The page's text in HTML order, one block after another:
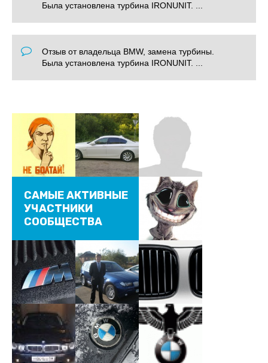
Была установлена турбина IRONUNIT. ...
Отзыв от владельца BMW, замена турбины.
Была установлена турбина IRONUNIT. ...
САМЫЕ АКТИВНЫЕ
УЧАСТНИКИ
СООБЩЕСТВА